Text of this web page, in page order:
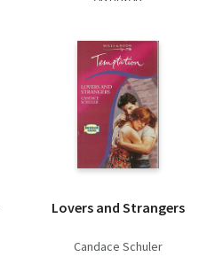
Lovers and Strangers
Candace Schuler